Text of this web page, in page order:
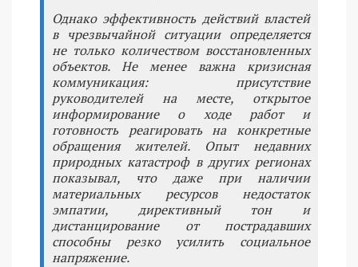
Однако эффективность действий властей
в чрезвычайной ситуации определяется
не только количеством восстановленных
объектов. Не менее важна кризисная
коммуникация: присутствие
руководителей на месте, открытое
информирование о ходе работ и
готовность реагировать на конкретные
обращения жителей. Опыт недавних
природных катастроф в других регионах
показывал, что даже при наличии
материальных ресурсов недостаток
эмпатии, директивный тон и
дистанцирование от пострадавших
способны резко усилить социальное
напряжение.